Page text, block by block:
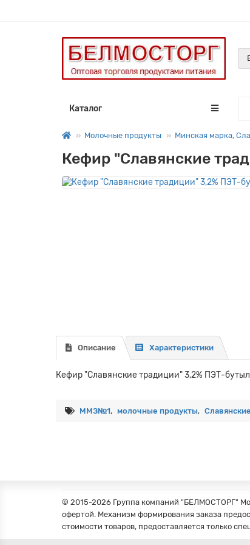
Каталог
Молочные продукты Минская марка,
Кефир "Славянские
Описание Характеристики
Кефир "Славянские традиции" 3,2% ПЭТ-
ММЗ№1, молочные продукты,
© 2015-2026 Группа компаний "БЕЛМОСТОРГ"
офертой. Механизм формирования заказа
стоимости товаров, предоставляется только